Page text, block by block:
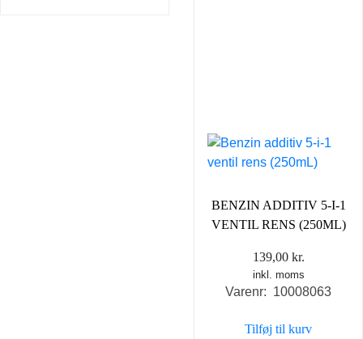
BENZIN ADDITIV 5-I-1
VENTIL RENS (250ML)
139,00 kr.
inkl. moms
Varenr: 10008063
Tilføj til kurv